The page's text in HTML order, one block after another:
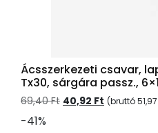
Ácsszerkezeti csavar,
Tx30, sárgára passz.,
69,40Ft Original
40,92 Ft Current
(bruttó51,97
-41%